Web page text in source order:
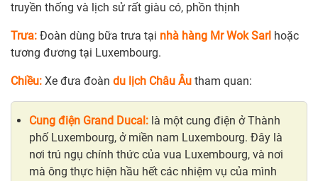
truyền thống và lịch sử rất giàu có, phồn thịnh
Trưa: Đoàn dùng bữa trưa tại nhà hàng Mr Wok Sarl hoặc
tương đương tại Luxembourg.
Chiều: Xe đưa đoàn du lịch Châu Âu tham quan:
Cung điện Grand Ducal: là một cung điện ở Thành
phố Luxembourg, ở miền nam Luxembourg. Đây là
nơi trú ngụ chính thức của vua Luxembourg, và nơi
mà ông thực hiện hầu hết các nhiệm vụ của mình